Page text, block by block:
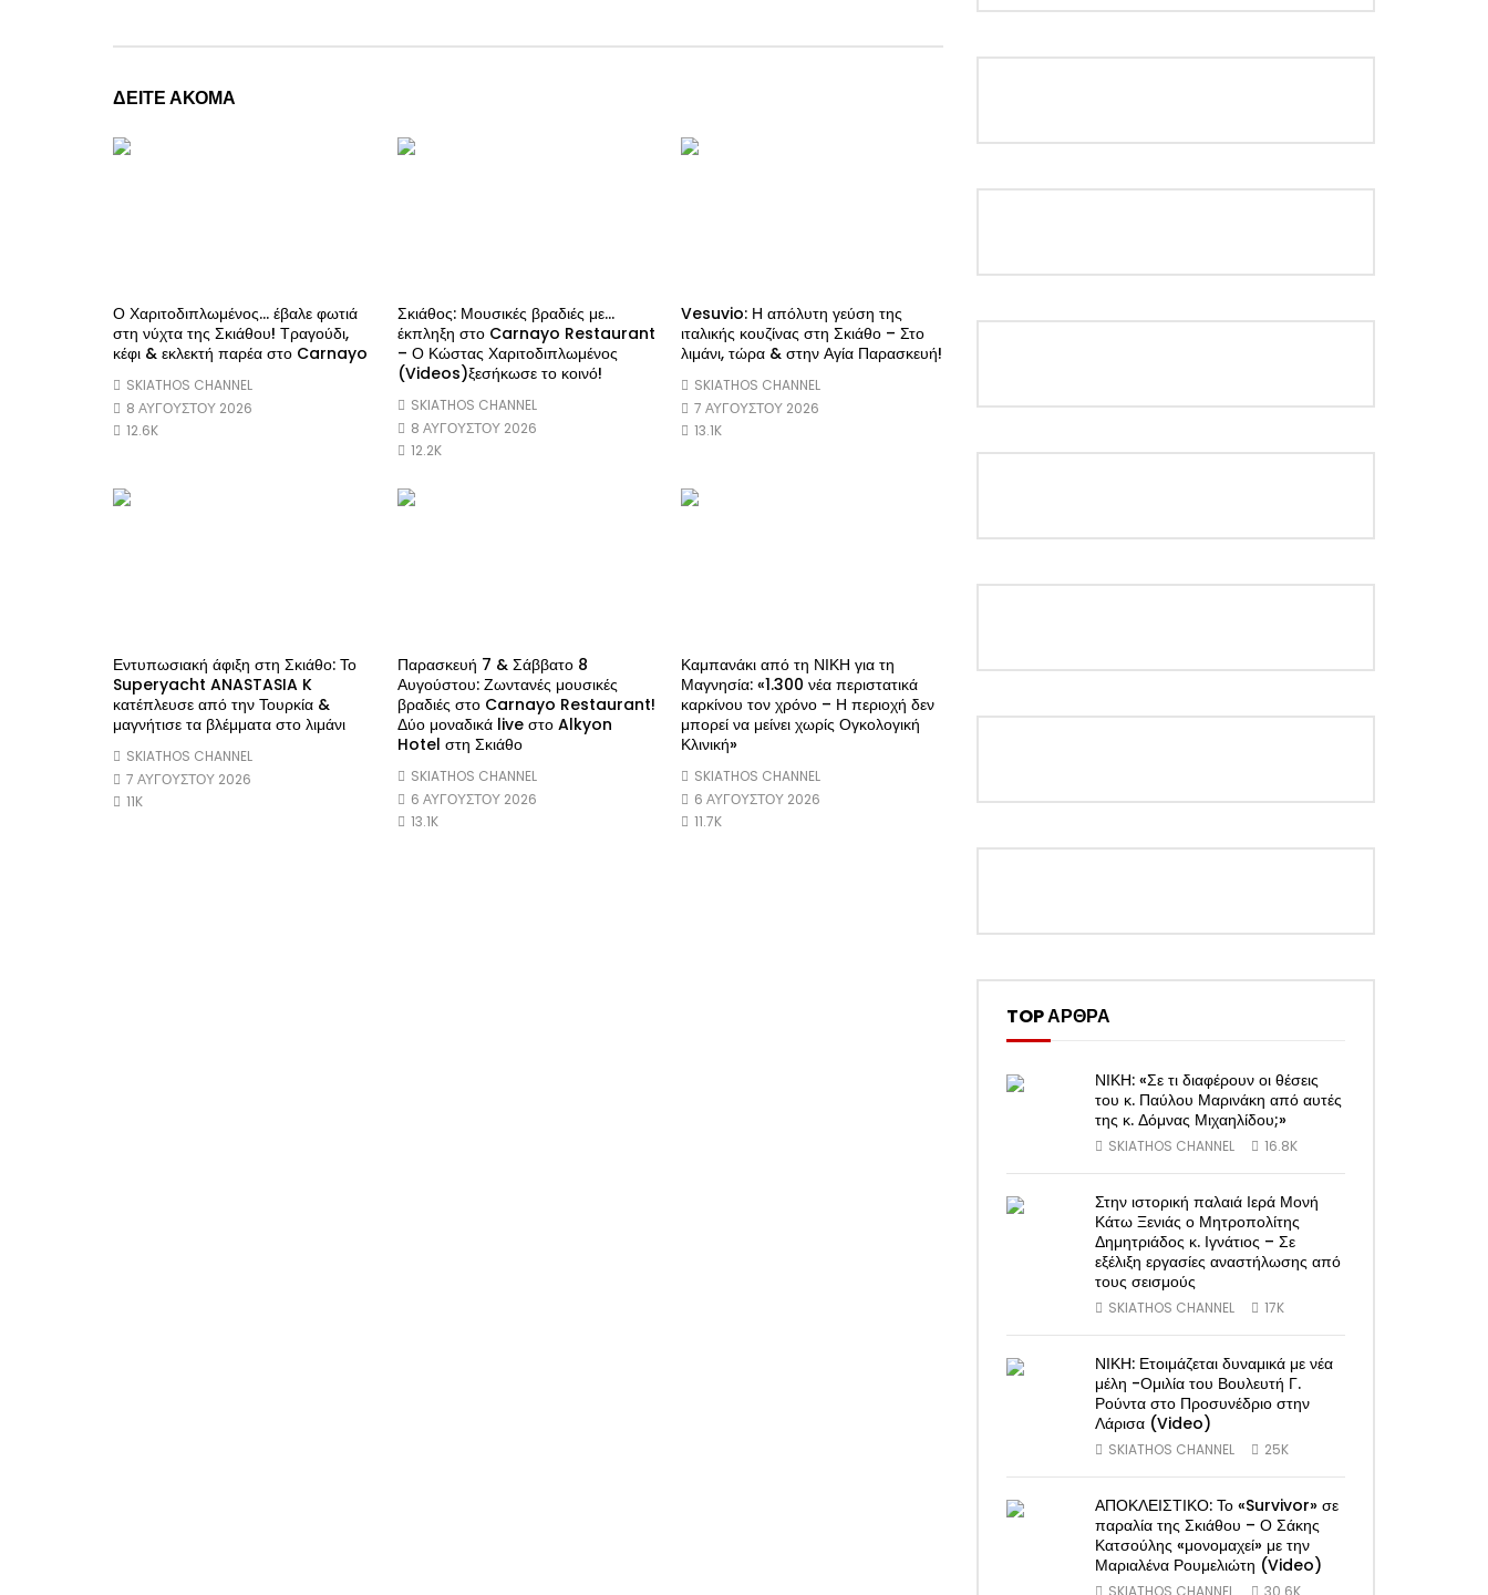
ΔΕΙΤΕ ΑΚΟΜΑ
Ο Χαριτοδιπλωμένος… έβαλε φωτιά
στη νύχτα της Σκιάθου! Τραγούδι,
κέφι & εκλεκτή παρέα στο Carnayo
SKIATHOS CHANNEL
8 ΑΥΓΟΎΣΤΟΥ 2026
12.6K
Σκιάθος: Μουσικές βραδιές με…
έκπληξη στο Carnayo Restaurant
– Ο Κώστας Χαριτοδιπλωμένος
(Videos)ξεσήκωσε το κοινό!
SKIATHOS CHANNEL
8 ΑΥΓΟΎΣΤΟΥ 2026
12.2K
Vesuvio: Η απόλυτη γεύση της
ιταλικής κουζίνας στη Σκιάθο – Στο
λιμάνι, τώρα & στην Αγία Παρασκευή!
SKIATHOS CHANNEL
7 ΑΥΓΟΎΣΤΟΥ 2026
13.1K
Εντυπωσιακή άφιξη στη Σκιάθο: Το
Superyacht ANASTASIA K
κατέπλευσε από την Τουρκία &
μαγνήτισε τα βλέμματα στο λιμάνι
SKIATHOS CHANNEL
7 ΑΥΓΟΎΣΤΟΥ 2026
11K
Παρασκευή 7 & Σάββατο 8
Αυγούστου: Ζωντανές μουσικές
βραδιές στο Carnayo Restaurant!
Δύο μοναδικά live στο Alkyon
Hotel στη Σκιάθο
SKIATHOS CHANNEL
6 ΑΥΓΟΎΣΤΟΥ 2026
13.1K
Καμπανάκι από τη ΝΙΚΗ για τη
Μαγνησία: «1.300 νέα περιστατικά
καρκίνου τον χρόνο – Η περιοχή δεν
μπορεί να μείνει χωρίς Ογκολογική
Κλινική»
SKIATHOS CHANNEL
6 ΑΥΓΟΎΣΤΟΥ 2026
11.7K
TOP ΑΡΘΡΑ
ΝΙΚΗ: «Σε τι διαφέρουν οι θέσεις
του κ. Παύλου Μαρινάκη από αυτές
της κ. Δόμνας Μιχαηλίδου;»
SKIATHOS CHANNEL 16.8K
Στην ιστορική παλαιά Ιερά Μονή
Κάτω Ξενιάς ο Μητροπολίτης
Δημητριάδος κ. Ιγνάτιος – Σε
εξέλιξη εργασίες αναστήλωσης από
τους σεισμούς
SKIATHOS CHANNEL 17K
ΝΙΚΗ: Ετοιμάζεται δυναμικά με νέα
μέλη -Ομιλία του Βουλευτή Γ.
Ρούντα στο Προσυνέδριο στην
Λάρισα (Video)
SKIATHOS CHANNEL 25K
ΑΠΟΚΛΕΙΣΤΙΚΟ: Το «Survivor» σε
παραλία της Σκιάθου – Ο Σάκης
Κατσούλης «μονομαχεί» με την
Μαριαλένα Ρουμελιώτη (Video)